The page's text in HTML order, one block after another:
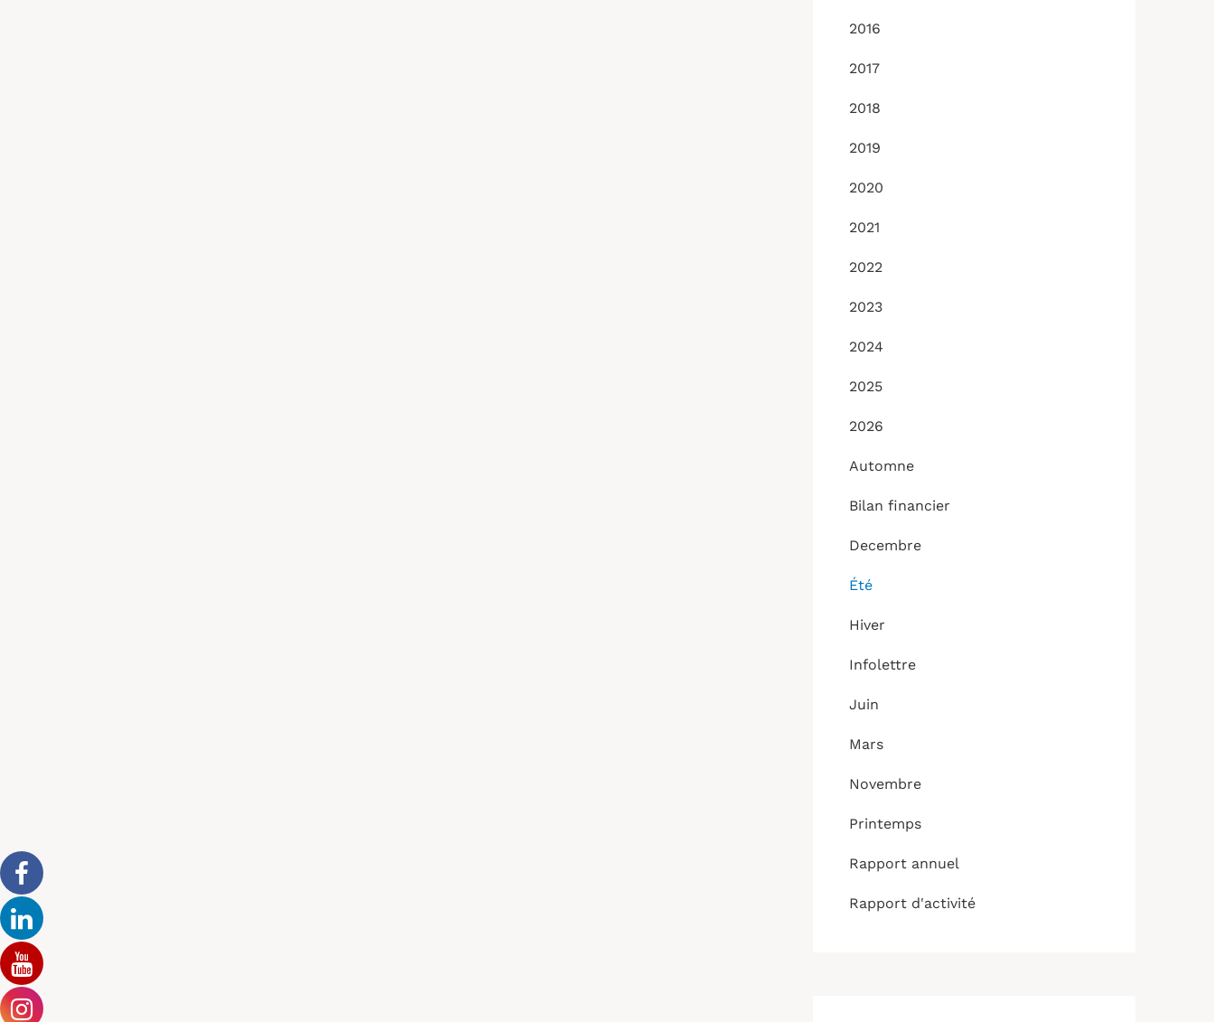
2016
2017
2018
2019
2020
2021
2022
2023
2024
2025
2026
Automne
Bilan financier
Decembre
Été
Hiver
Infolettre
Juin
Mars
Novembre
Printemps
Rapport annuel
Rapport d'activité